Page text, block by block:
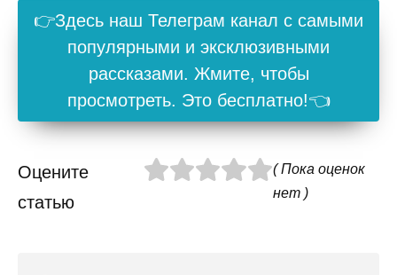
👉Здесь наш Телеграм канал с самыми
популярными и эксклюзивными
рассказами. Жмите, чтобы
просмотреть. Это бесплатно!👈
Оцените
статью
( Пока оценок
нет )